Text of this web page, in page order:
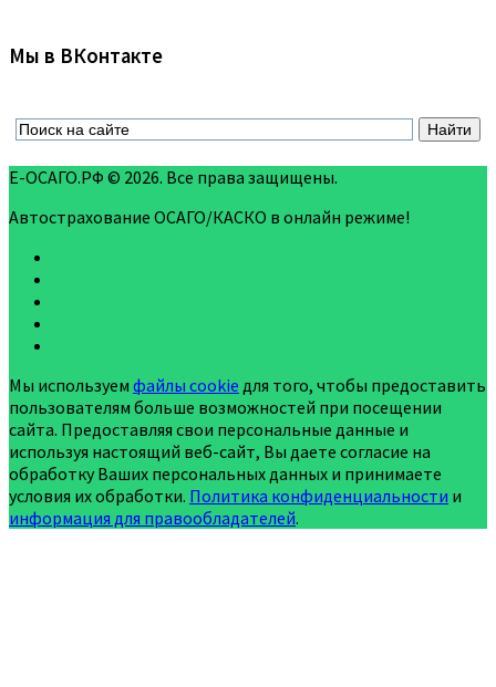
Мы в ВКонтакте
Е-ОСАГО.РФ © 2026. Все права защищены.
Автострахование ОСАГО/КАСКО в онлайн режиме!
Мы используем файлы cookie для того, чтобы предоставить
пользователям больше возможностей при посещении
сайта. Предоставляя свои персональные данные и
используя настоящий веб-сайт, Вы даете согласие на
обработку Ваших персональных данных и принимаете
условия их обработки. Политика конфиденциальности и
информация для правообладателей.